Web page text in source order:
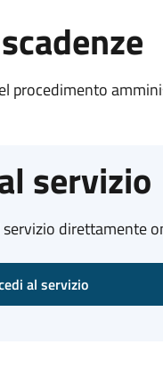
procedimento
servizio
servizio direttamente
al servizio